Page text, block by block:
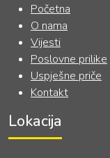
Početna
O nama
Vijesti
Poslovne prilike
Uspješne priče
Kontakt
Lokacija